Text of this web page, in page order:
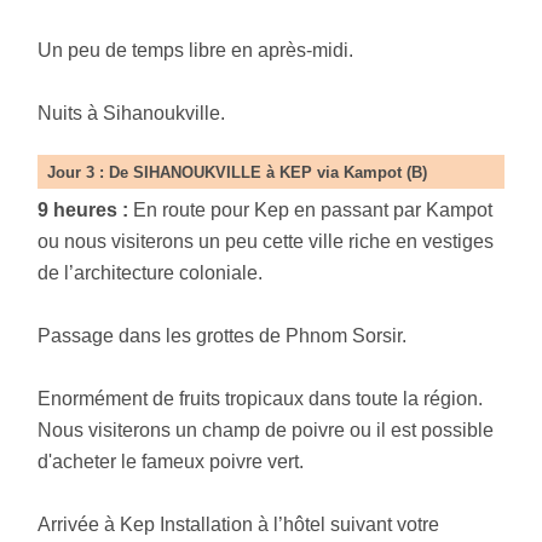
Un peu de temps libre en après-midi.
Nuits à Sihanoukville.
Jour 3 : De SIHANOUKVILLE à KEP via Kampot (B)
9 heures : En route pour Kep en passant par Kampot
ou nous visiterons un peu cette ville riche en vestiges
de l’architecture coloniale.
Passage dans les grottes de Phnom Sorsir.
Enormément de fruits tropicaux dans toute la région.
Nous visiterons un champ de poivre ou il est possible
d'acheter le fameux poivre vert.
Arrivée à Kep Installation à l’hôtel suivant votre